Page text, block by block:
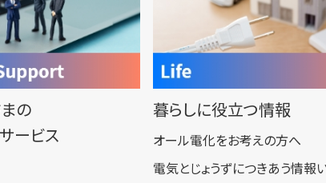
の
ービス
暮らしに役立つ情報
オール電化をお考えの方へ
電気とじょうずにつきあう情報